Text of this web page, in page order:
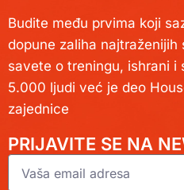
Budite među prvima koji
dopune zaliha najtraženijih
savete o treningu, ishrani i
5.000 ljudi već je deo
zajednice
PRIJAVITE SE NA